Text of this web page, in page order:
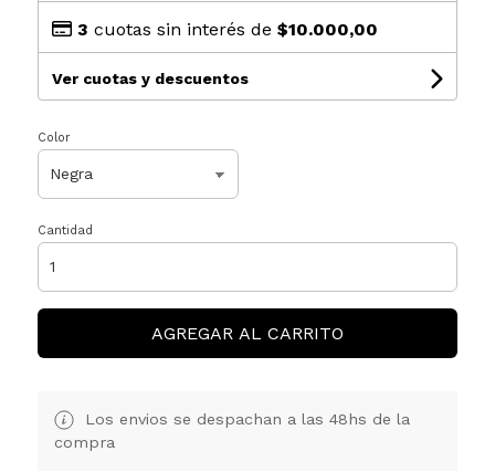
3 cuotas sin interés de $10.000,00
Ver cuotas y descuentos
Color
Cantidad
AGREGAR AL CARRITO
Los envios se despachan a las 48hs de la
compra